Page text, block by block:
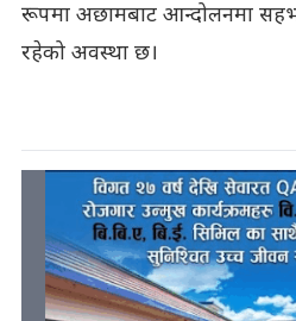
रूपमा अछामबाट आन्दोलनमा
रहेको अवस्था छ।